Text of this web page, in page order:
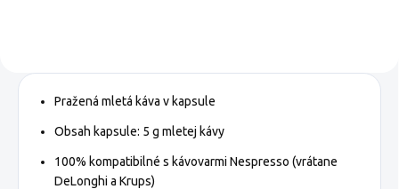
Pražená mletá káva v kapsule
Obsah kapsule: 5 g mletej kávy
100% kompatibilné s kávovarmi Nespresso (vrátane
DeLonghi a Krups)